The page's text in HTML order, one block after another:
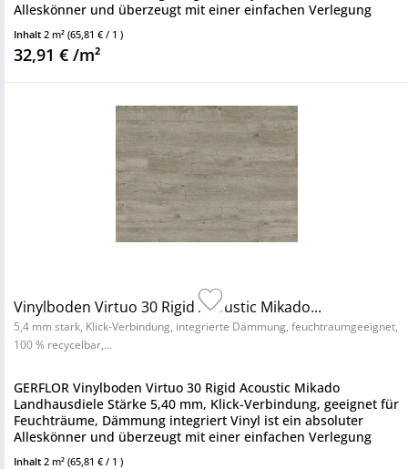
Alleskönner und überzeugt mit einer einfachen Verlegung
Inhalt 2 m² (65,81 € / 1 )
32,91 € /m²
Vinylboden Virtuo 30 Rigid Acoustic Mikado...
5,4 mm stark, Klick-Verbindung, integrierte Dämmung, feuchtraumgeeignet,
100 % recycelbar,...
GERFLOR Vinylboden Virtuo 30 Rigid Acoustic Mikado
Landhausdiele Stärke 5,40 mm, Klick-Verbindung, geeignet für
Feuchträume, Dämmung integriert Vinyl ist ein absoluter
Alleskönner und überzeugt mit einer einfachen Verlegung
sowie einem...
Inhalt 2 m² (65,81 € / 1 )